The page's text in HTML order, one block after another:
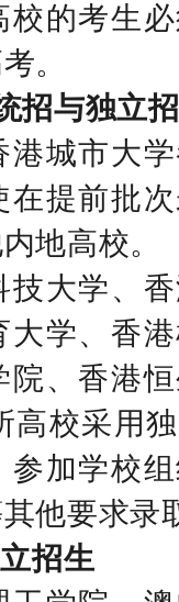
校的考生
。
招与独立
港城市大
在提前批
地高校。
技大学、
大学、香
院、香港
高校采用
参加学校
他要求录
招生